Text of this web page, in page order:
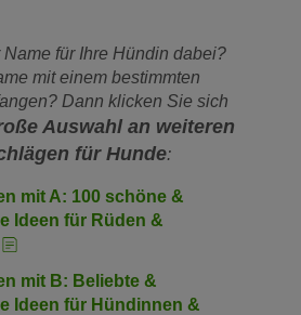
für Ihre Hündin dabei?
mit einem bestimmten
Dann klicken Sie sich
Auswahl an weiteren
für Hunde:
mit A: 100 schöne &
Ideen für Rüden &
mit B: Beliebte &
Ideen für Hündinnen &